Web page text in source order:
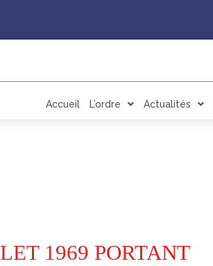
Accueil L’ordre Actualités
1969 PORTANT